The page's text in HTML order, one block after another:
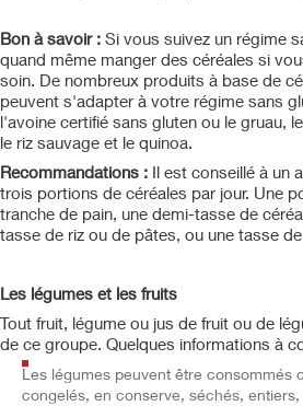
Bon à savoir : Si vous suivez un régime
quand même manger des céréales si
soin. De nombreux produits à base de
peuvent s'adapter à votre régime sans
l'avoine certifié sans gluten ou le gruau,
le riz sauvage et le quinoa.
Recommandations : Il est conseillé à un
trois portions de céréales par jour. Une
tranche de pain, une demi-tasse de
tasse de riz ou de pâtes, ou une tasse
Les légumes et les fruits
Tout fruit, légume ou jus de fruit ou de
de ce groupe. Quelques informations à
Les légumes peuvent être consommés
congelés, en conserve, séchés,